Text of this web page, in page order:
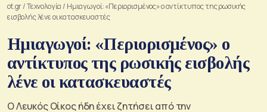
ot.gr/Τεχνολογία / Ημιαγωγοί: «Περιορισμένος» ο αντίκτυπος της ρωσικής
εισβολής λένε οι κατασκευαστές
Ημιαγωγοί: «Περιορισμένος» ο
αντίκτυπος της ρωσικής εισβολής
λένε οι κατασκευαστές
Ο Λευκός Οίκος ήδη έχει ζητήσει από την